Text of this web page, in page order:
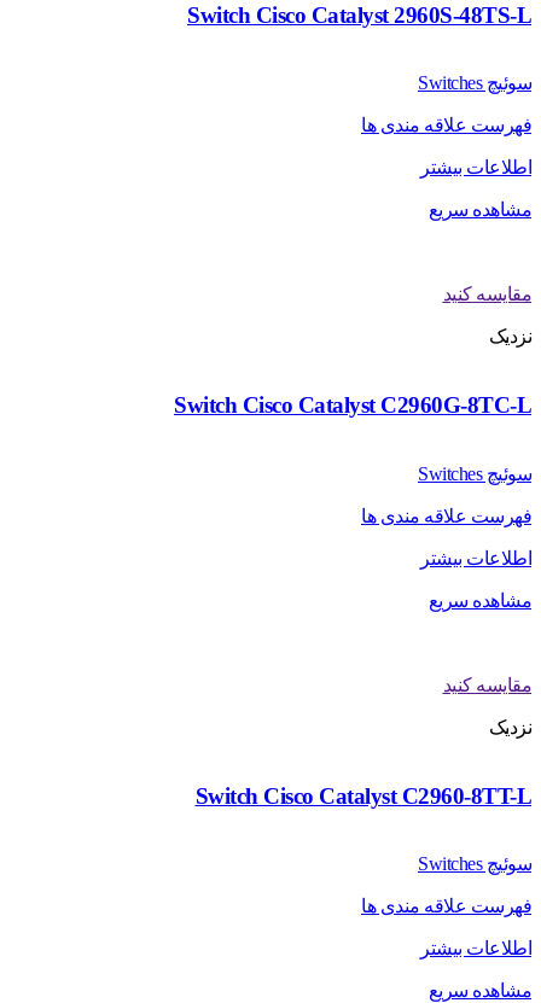
Switch Cisco Catalyst 2960S-48TS-L
سوئیچ Switches
فهرست علاقه مندی ها
اطلاعات بیشتر
مشاهده سریع
مقایسه کنید
نزدیک
Switch Cisco Catalyst C2960G-8TC-L
سوئیچ Switches
فهرست علاقه مندی ها
اطلاعات بیشتر
مشاهده سریع
مقایسه کنید
نزدیک
Switch Cisco Catalyst C2960-8TT-L
سوئیچ Switches
فهرست علاقه مندی ها
اطلاعات بیشتر
مشاهده سریع